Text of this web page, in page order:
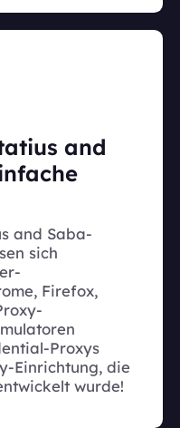
and
and Saba-
sich
Firefox,
Proxys
Einrichtung, die
wurde!